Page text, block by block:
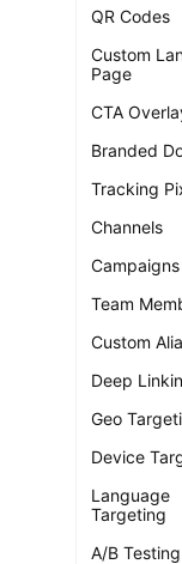
QR Codes
Custom
Page
CTA
Branded
Tracking
Channels
Campaigns
Team
Custom
Deep
Geo
Device
Language
Targeting
A/B